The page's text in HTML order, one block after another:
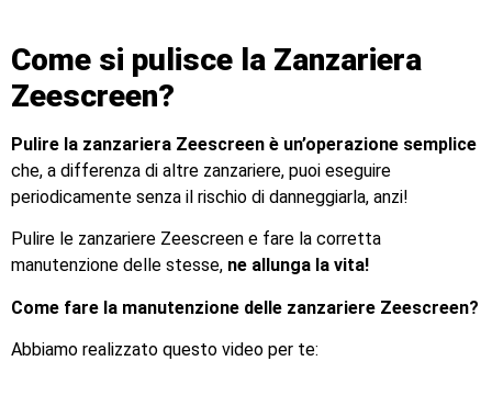
Come si pulisce la Zanzariera
Zeescreen?
Pulire la zanzariera Zeescreen è un’operazione semplice
che, a differenza di altre zanzariere, puoi eseguire
periodicamente senza il rischio di danneggiarla, anzi!
Pulire le zanzariere Zeescreen e fare la corretta
manutenzione delle stesse, ne allunga la vita!
Come fare la manutenzione delle zanzariere Zeescreen?
Abbiamo realizzato questo video per te: